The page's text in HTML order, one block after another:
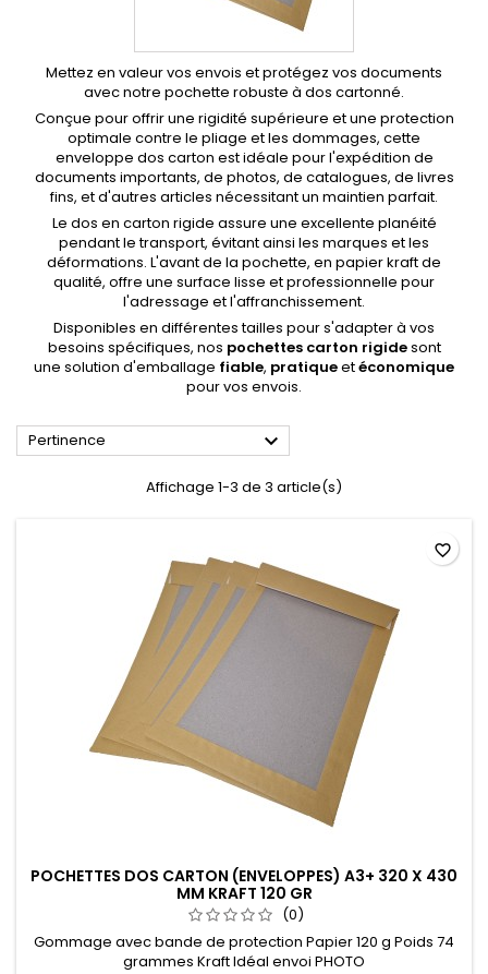
Mettez en valeur vos envois et protégez vos documents
avec notre pochette robuste à dos cartonné.
Conçue pour offrir une rigidité supérieure et une protection
optimale contre le pliage et les dommages, cette
enveloppe dos carton est idéale pour l'expédition de
documents importants, de photos, de catalogues, de livres
fins, et d'autres articles nécessitant un maintien parfait.
Le dos en carton rigide assure une excellente planéité
pendant le transport, évitant ainsi les marques et les
déformations. L'avant de la pochette, en papier kraft de
qualité, offre une surface lisse et professionnelle pour
l'adressage et l'affranchissement.
Disponibles en différentes tailles pour s'adapter à vos
besoins spécifiques, nos pochettes carton rigidesont
une solution d'emballage fiable, pratiqueetéconomique
pour vos envois.
Pertinence 
Affichage 1-3 de 3 article(s)
POCHETTES DOS CARTON (ENVELOPPES) A3+ 320 X 430
MM KRAFT 120 GR
(0)
Gommage avec bande de protection Papier 120 g Poids 74
grammes Kraft Idéal envoi PHOTO
favorite_border